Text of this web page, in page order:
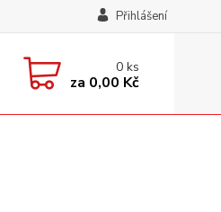
Přihlášení
0ks
za 0,00 Kč